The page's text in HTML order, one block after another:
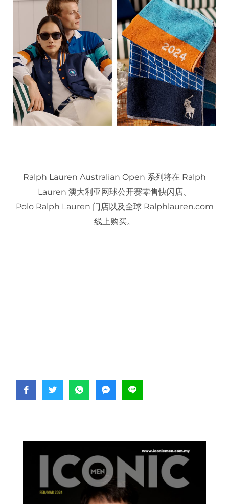
Ralph Lauren Australian Open 系列将在 Ralph
Lauren 澳大利亚网球公开赛零售快闪店、
Polo Ralph Lauren 门店以及全球 Ralphlauren.com
线上购买。